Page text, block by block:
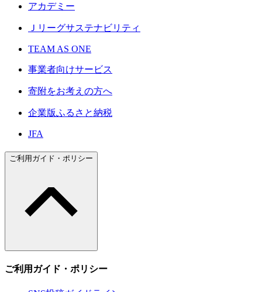
アカデミー
Ｊリーグサステナビリティ
TEAM AS ONE
事業者向けサービス
寄附をお考えの方へ
企業版ふるさと納税
JFA
ご利用ガイド・ポリシー
ご利用ガイド・ポリシー